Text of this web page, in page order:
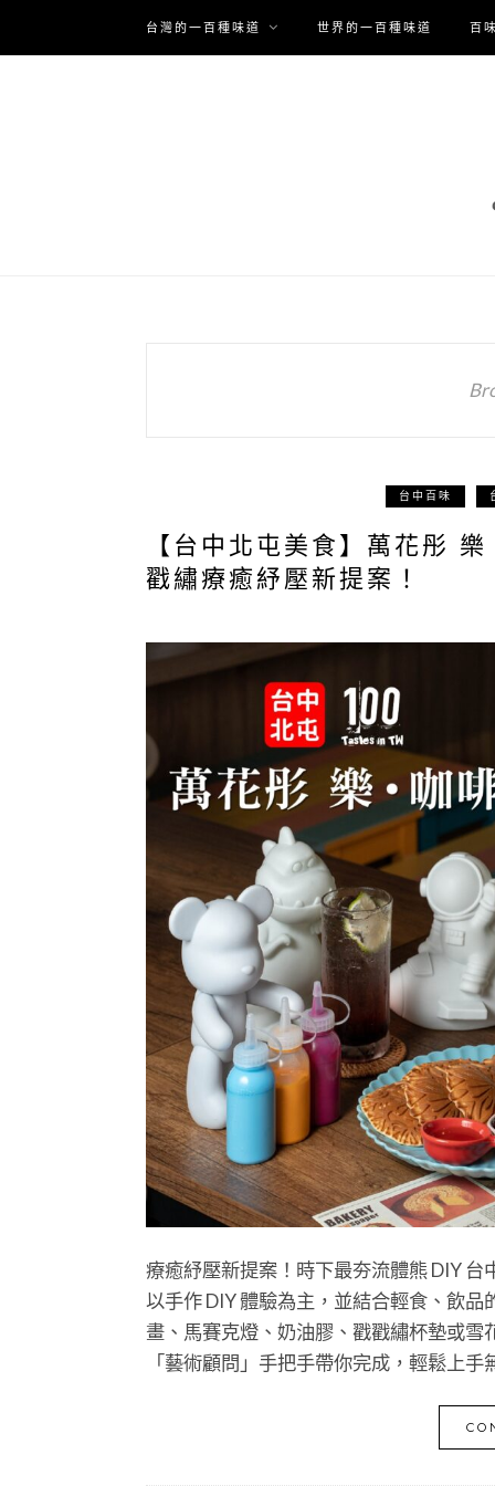
台灣的一百種味道 世界的一百種味道 百
台中百味
【台中北屯美食】萬花彤
戳繡療癒紓壓新提案！
療癒紓壓新提案！時下最夯流體熊 DIY
以手作 DIY 體驗為主，並結合輕食、飲
畫、馬賽克燈、奶油膠、戳戳繡杯墊或
「藝術顧問」手把手帶你完成，輕鬆上